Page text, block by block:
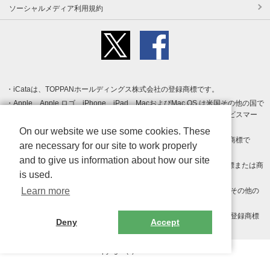
ソーシャルメディア利用規約
iCataは、TOPPANホールディングス株式会社の登録商標です。
Apple、Apple ロゴ、iPhone、iPad、MacおよびMac OS は米国その他の国で
登録された Apple Inc. の商標です。App Store は Apple Inc. のサービスマー
クです。
Android、Google Play および Google Play ロゴ は Google LLC の商標で
す。
Windows は Microsoft Inc.の米国およびその他の国における登録商標または商
標です。
Adobe、Adobe Reader、Adobe PDF は、Adobe Inc.の米国およびその他の
その他、記載されている会社名、商品名、ロゴは各社の商標または登録商標
On our website we use some cookies. These
are necessary for our site to work properly
and to give us information about how our site
is used.
Learn more
Deny Accept